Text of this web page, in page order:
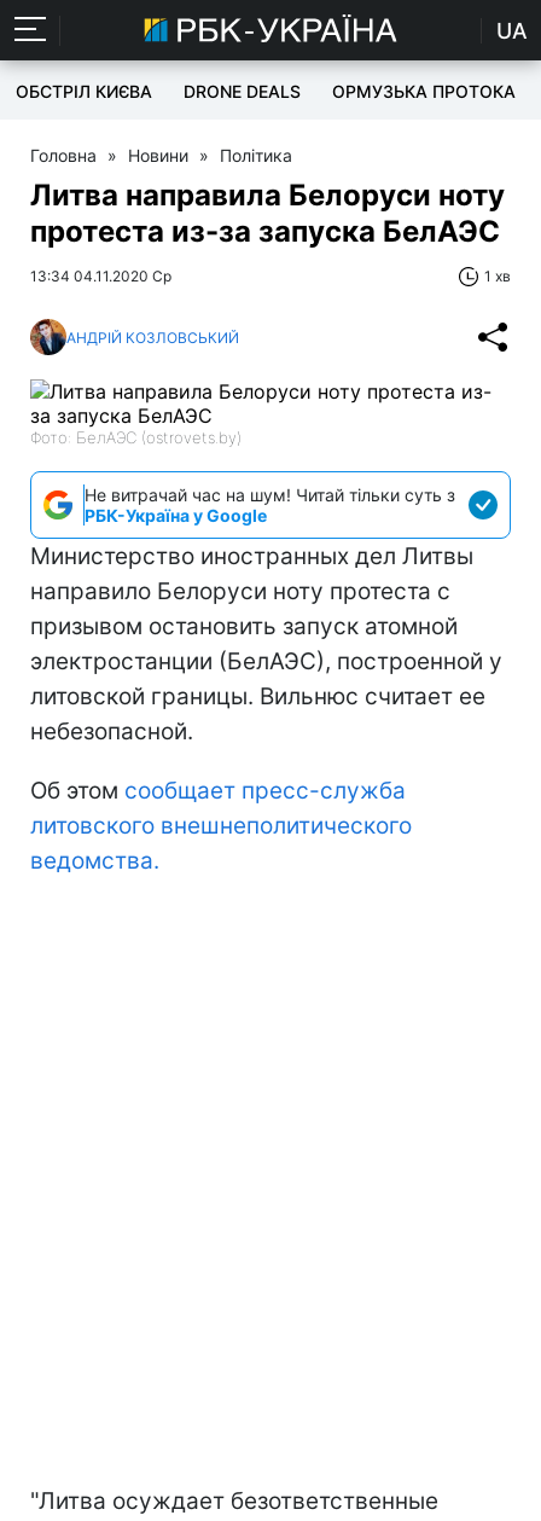
UA
ОБСТРІЛ КИЄВА DRONE DEALS ОРМУЗЬКА ПРОТОКА
Головна » Новини » Політика
Литва направила Белоруси ноту
протеста из-за запуска БелАЭС
13:34 04.11.2020 Ср 1 хв
АНДРІЙ КОЗЛОВСЬКИЙ
Фото: БелАЭС (ostrovets.by)
Не витрачай час на шум! Читай тільки суть з
РБК-Україна у Google
Министерство иностранных дел Литвы
направило Белоруси ноту протеста с
призывом остановить запуск атомной
электростанции (БелАЭС), построенной у
литовской границы. Вильнюс считает ее
небезопасной.
Об этом сообщает пресс-служба
литовского внешнеполитического
ведомства.
"Литва осуждает безответственные